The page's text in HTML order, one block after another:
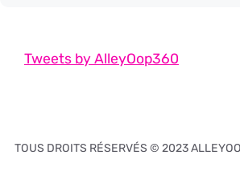
Tweets by AlleyOop360
TOUS DROITS RÉSERVÉS © 2023